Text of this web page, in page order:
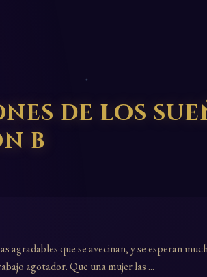
de los
b
agradables que se avecinan, y se esperan
agotador. Que una mujer las ...